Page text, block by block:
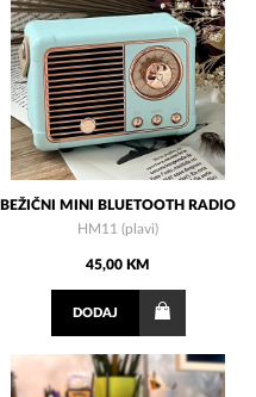
BEŽIČNI MINI BLUETOOTH RADIO
HM11 (plavi)
45,00 KM
DODAJ